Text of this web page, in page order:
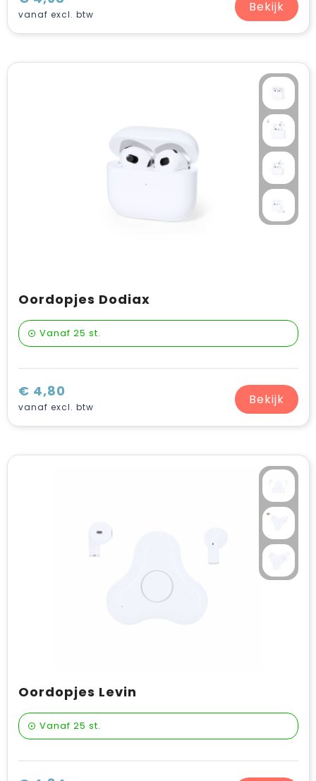
vanaf excl. btw Bekijk
Oordopjes Dodiax
Vanaf 25 st.
€ 4,80
vanaf excl. btw Bekijk
Oordopjes Levin
Vanaf 25 st.